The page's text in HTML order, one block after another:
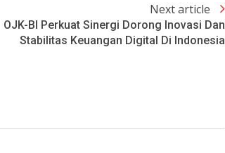
Next article
OJK-BI Perkuat Sinergi Dorong Inovasi Dan
Stabilitas Keuangan Digital Di Indonesia